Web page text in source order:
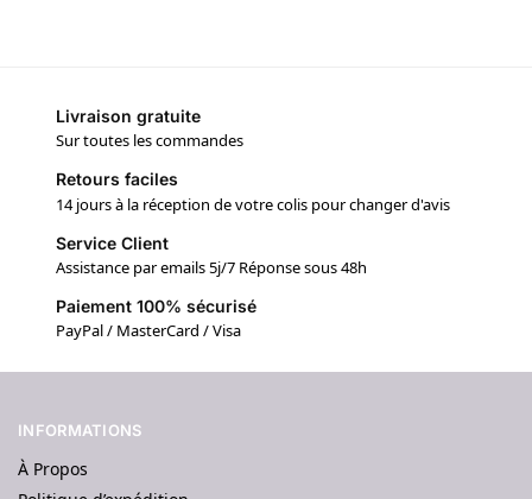
Livraison gratuite
Sur toutes les commandes
Retours faciles
14 jours à la réception de votre colis pour changer d'avis
Service Client
Assistance par emails 5j/7 Réponse sous 48h
Paiement 100% sécurisé
PayPal / MasterCard / Visa
INFORMATIONS
À Propos